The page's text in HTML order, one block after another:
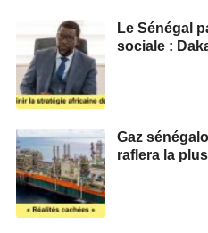
Le Sénégal
sociale :
Gaz
raflera la